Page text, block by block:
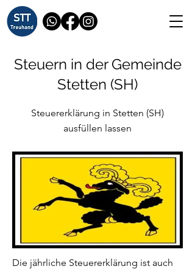
Steuern in der Gemeinde
Stetten (SH)
Steuererklärung in Stetten (SH)
ausfüllen lassen
Die jährliche Steuererklärung ist auch